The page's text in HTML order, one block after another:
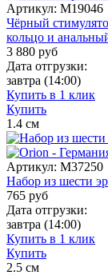
Артикул: M19046
Чёрный
кольцо и
3 880 руб
Дата отгрузки:
завтра (14:00)
Купить в 1 клик
Купить
1.4 см
Артикул: M37250
Набор из шести
765 руб
Дата отгрузки:
завтра (14:00)
Купить в 1 клик
Купить
2.5 см